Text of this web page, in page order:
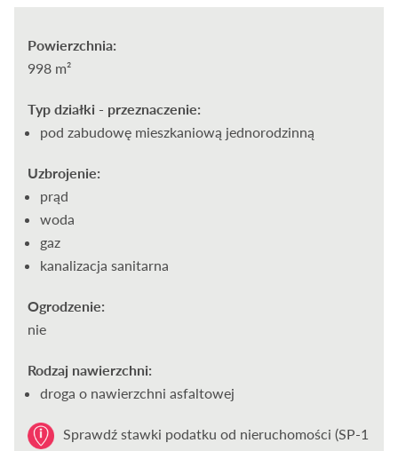
Powierzchnia:
998 m²
Typ działki - przeznaczenie:
pod zabudowę mieszkaniową jednorodzinną
Uzbrojenie:
prąd
woda
gaz
kanalizacja sanitarna
Ogrodzenie:
nie
Rodzaj nawierzchni:
droga o nawierzchni asfaltowej
Sprawdź stawki podatku od nieruchomości (SP-1